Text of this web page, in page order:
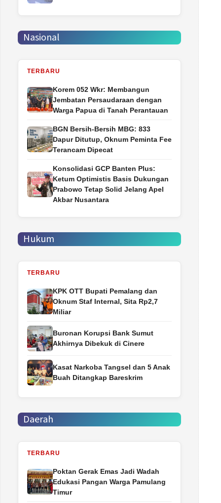
Nasional
TERBARU
Korem 052 Wkr: Membangun
Jembatan Persaudaraan dengan
Warga Papua di Tanah Perantauan
BGN Bersih-Bersih MBG: 833
Dapur Ditutup, Oknum Peminta Fee
Terancam Dipecat
Konsolidasi GCP Banten Plus:
Ketum Optimistis Basis Dukungan
Prabowo Tetap Solid Jelang Apel
Akbar Nusantara
Hukum
TERBARU
‎KPK OTT Bupati Pemalang dan
Oknum Staf Internal, Sita Rp2,7
Miliar
Buronan Korupsi Bank Sumut
Akhirnya Dibekuk di Cinere
Kasat Narkoba Tangsel dan 5 Anak
Buah Ditangkap Bareskrim
Daerah
TERBARU
Poktan Gerak Emas Jadi Wadah
Edukasi Pangan Warga Pamulang
Timur